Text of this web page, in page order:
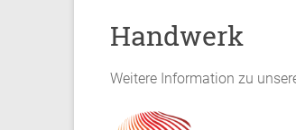
Handwerk
Weitere Information zu